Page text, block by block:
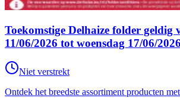
Toekomstige Delhaize folder geldig
11/06/2026 tot woensdag 17/06/2026
Niet verstrekt
Ontdek het breedste assortiment producten